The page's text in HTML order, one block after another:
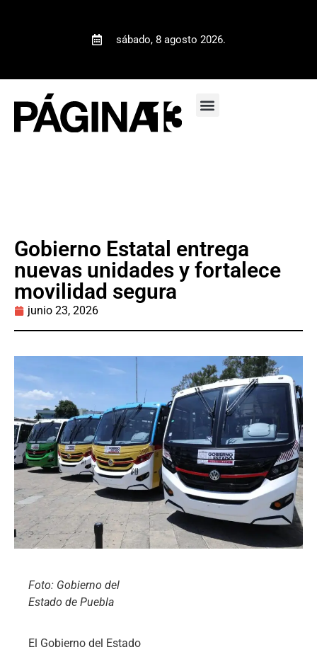
sábado, 8 agosto 2026.
Gobierno Estatal entrega
nuevas unidades y fortalece
movilidad segura
junio 23, 2026
Foto: Gobierno del
Estado de Puebla
El Gobierno del Estado